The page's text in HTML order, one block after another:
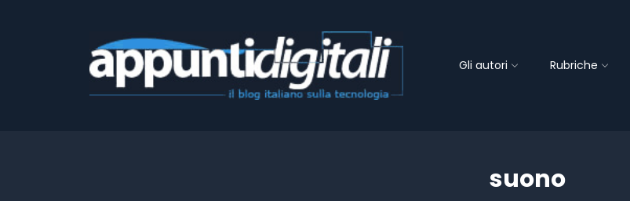
Gli autori Rubriche
suono